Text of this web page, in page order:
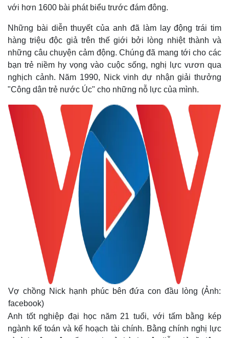
với hơn 1600 bài phát biểu trước đám đông.
Những bài diễn thuyết của anh đã làm lay động trái tim
hàng triệu độc giả trên thế giới bởi lòng nhiệt thành và
những câu chuyện cảm động. Chúng đã mang tới cho các
bạn trẻ niềm hy vọng vào cuộc sống, nghị lực vươn qua
nghịch cảnh. Năm 1990, Nick vinh dự nhận giải thưởng
"Công dân trẻ nước Úc" cho những nỗ lực của mình.
Vợ chồng Nick hạnh phúc bên đứa con đầu lòng (Ảnh:
facebook)
Anh tốt nghiệp đại học năm 21 tuổi, với tấm bằng kép
ngành kế toán và kế hoạch tài chính. Bằng chính nghị lực